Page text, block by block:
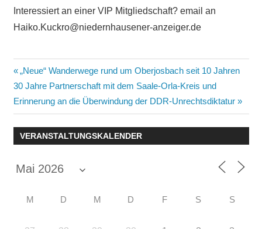
Interessiert an einer VIP Mitgliedschaft? email an
Haiko.Kuckro@niedernhausener-anzeiger.de
Beitragsnavigation
Vorheriger
Beitrag:
„Neue“ Wanderwege rund um Oberjosbach seit 10 Jahren
Nächster
Beitrag:
30 Jahre Partnerschaft mit dem Saale-Orla-Kreis und
Erinnerung an die Überwindung der DDR-Unrechtsdiktatur
VERANSTALTUNGSKALENDER
M D M D F S S